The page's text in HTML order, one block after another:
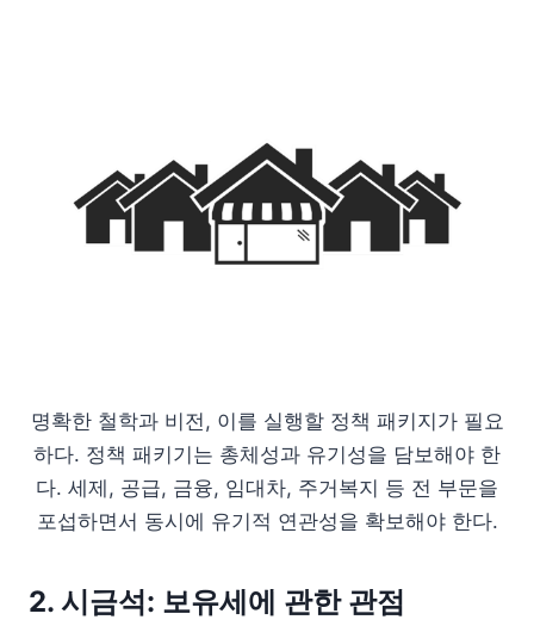
명확한 철학과 비전, 이를 실행할 정책 패키지가 필요
하다. 정책 패키기는 총체성과 유기성을 담보해야 한
다. 세제, 공급, 금융, 임대차, 주거복지 등 전 부문을
포섭하면서 동시에 유기적 연관성을 확보해야 한다.
2. 시금석: 보유세에 관한 관점